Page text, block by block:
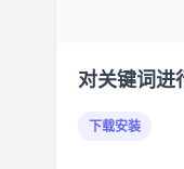
对关键词进
下载安装